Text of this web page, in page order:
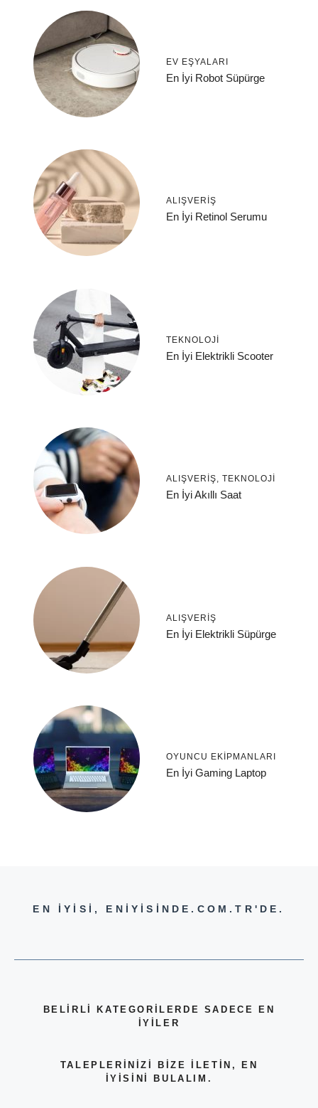
EV EŞYALARI
En İyi Robot Süpürge
ALIŞVERIŞ
En İyi Retinol Serumu
TEKNOLOJI
En İyi Elektrikli Scooter
ALIŞVERIŞ, TEKNOLOJI
En İyi Akıllı Saat
ALIŞVERIŞ
En İyi Elektrikli Süpürge
OYUNCU EKIPMANLARI
En İyi Gaming Laptop
EN İYİSİ, ENİYİSİNDE.COM.TR'DE.
BELİRLİ KATEGORİLERDE SADECE EN
İYİLER
TALEPLERİNİZİ BİZE İLETİN, EN
İYİSİNİ BULALIM.